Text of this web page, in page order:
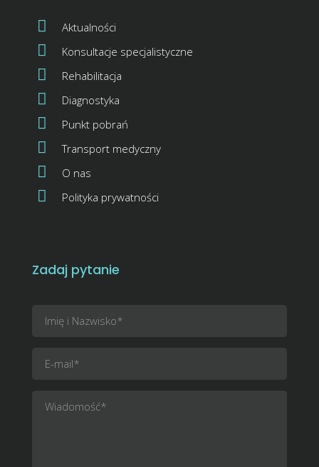
Aktualności
Konsultacje specjalistyczne
Rehabilitacja
Diagnostyka
Punkt pobrań
Transport medyczny
O nas
Polityka prywatności
Zadaj pytanie